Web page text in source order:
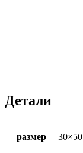
Детали
размер 30×50